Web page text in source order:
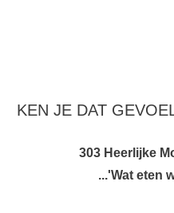
KEN JE DAT
303 Heerlijke
...'Wat eten